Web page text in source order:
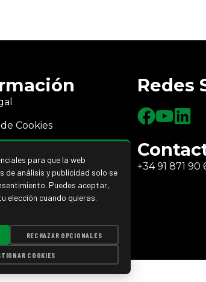
Cookies
y reembolsos
Redes
+34 91 871 90
para que la web
de análisis y publicidad solo se
Puedes aceptar,
elección cuando quieras.
RECHAZAR OPCIONALES
COOKIES